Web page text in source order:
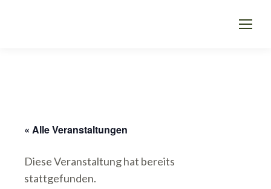
« Alle Veranstaltungen
Diese Veranstaltung hat bereits
stattgefunden.